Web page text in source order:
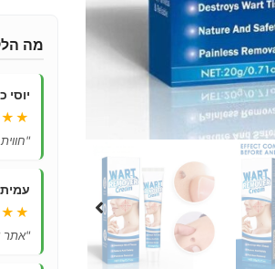
מה
יוסי
"אתר